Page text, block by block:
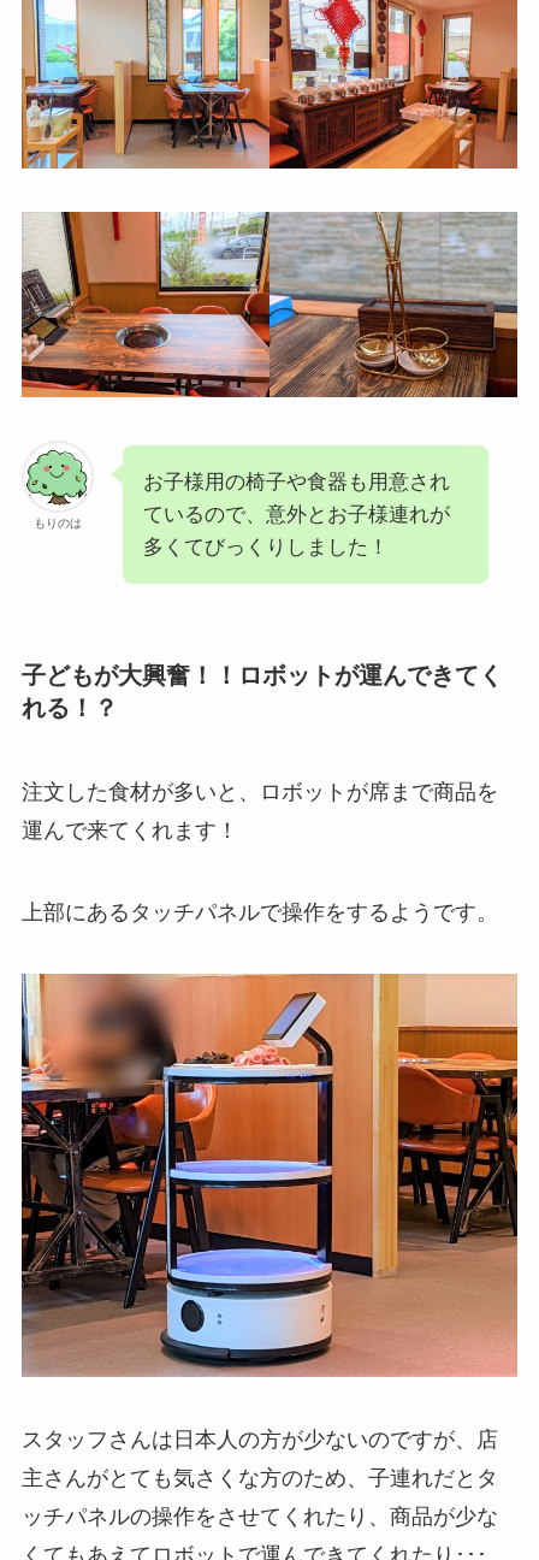
もりのは
お子様用の椅子や食器も用意され
ているので、意外とお子様連れが
多くてびっくりしました！
子どもが大興奮！！ロボットが運んできてく
れる！？
注文した食材が多いと、ロボットが席まで商品を
運んで来てくれます！
上部にあるタッチパネルで操作をするようです。
スタッフさんは日本人の方が少ないのですが、店
主さんがとても気さくな方のため、子連れだとタ
ッチパネルの操作をさせてくれたり、商品が少な